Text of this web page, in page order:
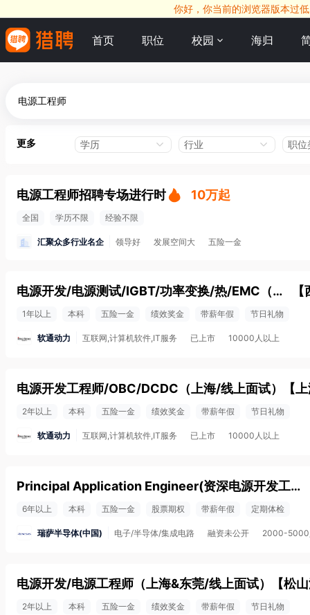
你好，你当前的浏览器版本过
首页 职位 校园 海归
更多 学历 行业 职位
电源工程师招聘专场进行时 10万起
全国 学历不限 经验不限
汇聚众多行业名企 领导好 发展空间大 五险一金
电源开发/电源测试/IGBT/功率变换/热/EMC（西安/线上面试） 【
1年以上 本科 五险一金 绩效奖金 带薪年假 节日礼物
软通动力 互联网,计算机软件,IT服务 已上市 10000人以上
电源开发工程师/OBC/DCDC（上海/线上面试） 【
2年以上 本科 五险一金 绩效奖金 带薪年假 节日礼物
软通动力 互联网,计算机软件,IT服务 已上市 10000人以上
Principal Application Engineer(资深电源开发工程师)
6年以上 本科 五险一金 股票期权 带薪年假 定期体检
瑞萨半导体(中国) 电子/半导体/集成电路 融资未公开 2000-5000
电源开发/电源工程师（上海&东莞/线上面试） 【松
2年以上 本科 五险一金 绩效奖金 带薪年假 节日礼物